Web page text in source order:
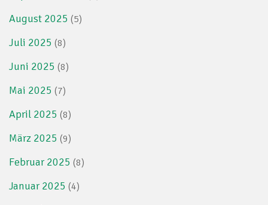
August 2025 (5)
Juli 2025 (8)
Juni 2025 (8)
Mai 2025 (7)
April 2025 (8)
März 2025 (9)
Februar 2025 (8)
Januar 2025 (4)